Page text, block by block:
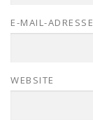
E-MAIL-ADRESSE
WEBSITE